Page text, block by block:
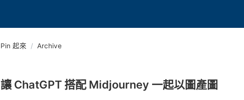
Pin 起來 / Archive
讓 ChatGPT 搭配 Midjourney 一起以圖產圖